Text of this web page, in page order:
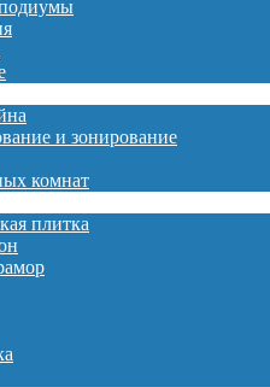
и зонирование
комнат
плитка